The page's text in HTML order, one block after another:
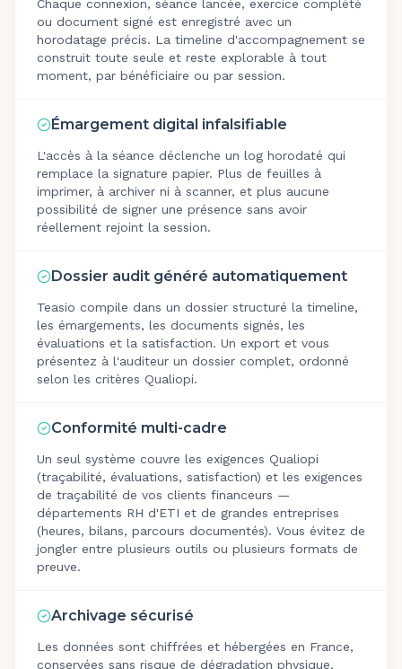
Chaque connexion, séance lancée, exercice complété
ou document signé est enregistré avec un
horodatage précis. La timeline d'accompagnement se
construit toute seule et reste explorable à tout
moment, par bénéficiaire ou par session.
Émargement digital infalsifiable
L'accès à la séance déclenche un log horodaté qui
remplace la signature papier. Plus de feuilles à
imprimer, à archiver ni à scanner, et plus aucune
possibilité de signer une présence sans avoir
réellement rejoint la session.
Dossier audit généré automatiquement
Teasio compile dans un dossier structuré la timeline,
les émargements, les documents signés, les
évaluations et la satisfaction. Un export et vous
présentez à l'auditeur un dossier complet, ordonné
selon les critères Qualiopi.
Conformité multi-cadre
Un seul système couvre les exigences Qualiopi
(traçabilité, évaluations, satisfaction) et les exigences
de traçabilité de vos clients financeurs —
départements RH d'ETI et de grandes entreprises
(heures, bilans, parcours documentés). Vous évitez de
jongler entre plusieurs outils ou plusieurs formats de
preuve.
Archivage sécurisé
Les données sont chiffrées et hébergées en France,
conservées sans risque de dégradation physique.